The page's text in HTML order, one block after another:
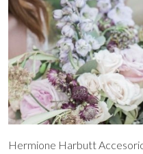
Hermione Harbutt